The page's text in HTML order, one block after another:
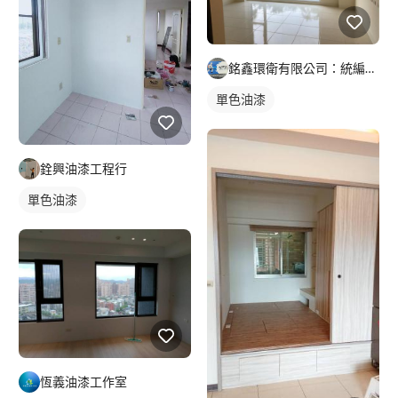
銓興油漆工程行
單色油漆
恆義油漆工作室
銘鑫環衛有限公司：統編83780220:各種蟲害防治.居家清
單色油漆